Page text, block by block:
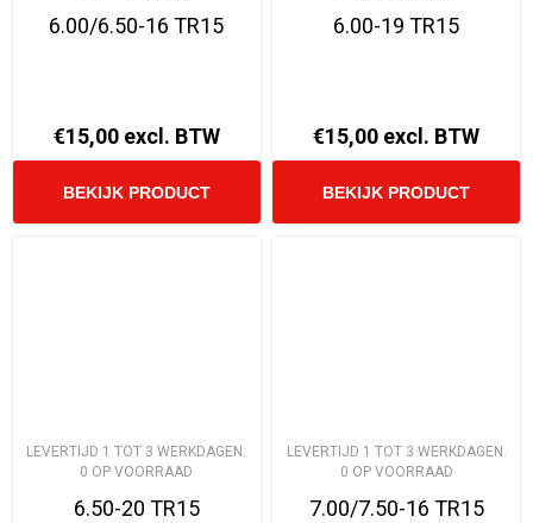
6.00/6.50-16 TR15
€15,00 excl. BTW
6.00-19 TR15
€15,00 excl. BTW
LEVERTIJD 1 TOT 3 WERKDAGEN.
0 OP VOORRAAD
6.50-20 TR15
LEVERTIJD 1 TOT 3 WERKDAGEN.
0 OP VOORRAAD
7.00/7.50-16 TR15